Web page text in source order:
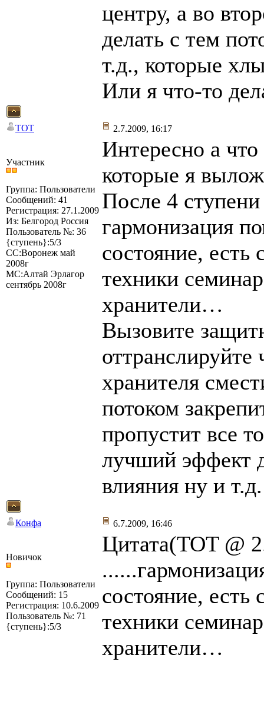
центру, а во
делать с тем
т.д., которые
Или я что-то
TOT 2.7.2009, 16:17
Участник
Группа: Пользователи
Сообщений: 41
Регистрация: 27.1.2009
Из: Белгород Россия
Пользователь №: 36
{ступень}:5/3
СС:Воронеж май
2008г
МС:Алтай Эрлагор
сентябрь 2008г
Интересно а
которые я
После 4 ступени
гармонизация
состояние,
техники
хранители…
Вызовите
оттранслируйте
хранителя
потоком
пропустит все
лучший эффект
влияния ну и т.д.
Конфа 6.7.2009, 16:46
Новичок
Группа: Пользователи
Сообщений: 15
Регистрация: 10.6.2009
Пользователь №: 71
{ступень}:5/3
Цитата(TOT @
состояние,
техники
хранители…